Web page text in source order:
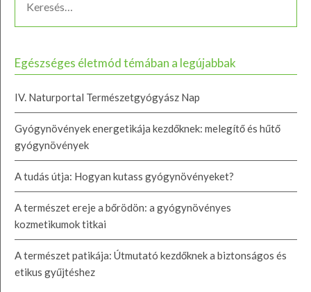
Egészséges életmód témában a legújabbak
IV. Naturportal Természetgyógyász Nap
Gyógynövények energetikája kezdőknek: melegítő és hűtő
gyógynövények
A tudás útja: Hogyan kutass gyógynövényeket?
A természet ereje a bőrödön: a gyógynövényes
kozmetikumok titkai
A természet patikája: Útmutató kezdőknek a biztonságos és
etikus gyűjtéshez